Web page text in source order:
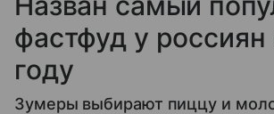
фастфуд у россиян
году
Зумеры выбирают пиццу и